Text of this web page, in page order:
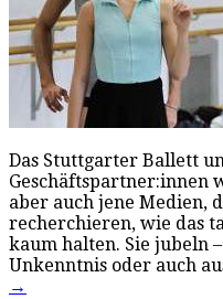
Das Stuttgarter Ballett
Geschäftspartner:innen
aber auch jene Medien,
recherchieren, wie das
kaum halten. Sie jubeln
Unkenntnis oder auch
→